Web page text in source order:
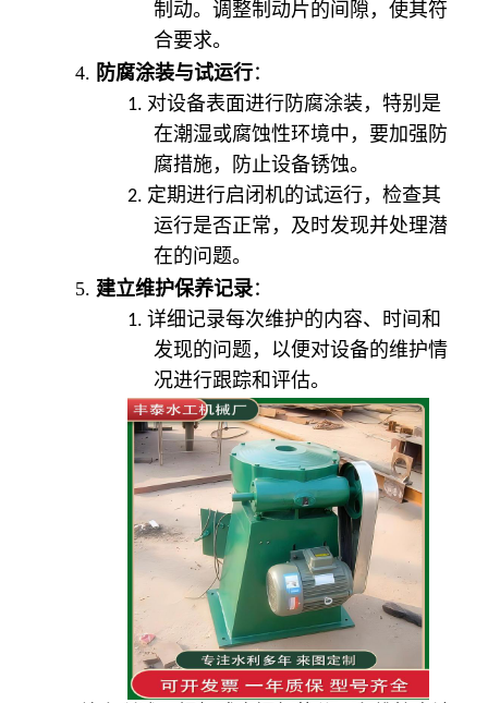
制动。调整制动片的间隙，使其符
合要求。
4. 防腐涂装与试运行：
1. 对设备表面进行防腐涂装，特别是
在潮湿或腐蚀性环境中，要加强防
腐措施，防止设备锈蚀。
2. 定期进行启闭机的试运行，检查其
运行是否正常，及时发现并处理潜
在的问题。
5. 建立维护保养记录：
1. 详细记录每次维护的内容、时间和
发现的问题，以便对设备的维护情
况进行跟踪和评估。